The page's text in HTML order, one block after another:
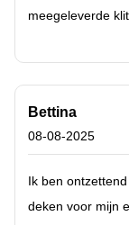
meegeleverde
Bettina
08-08-2025
Ik ben
deken voor mijn